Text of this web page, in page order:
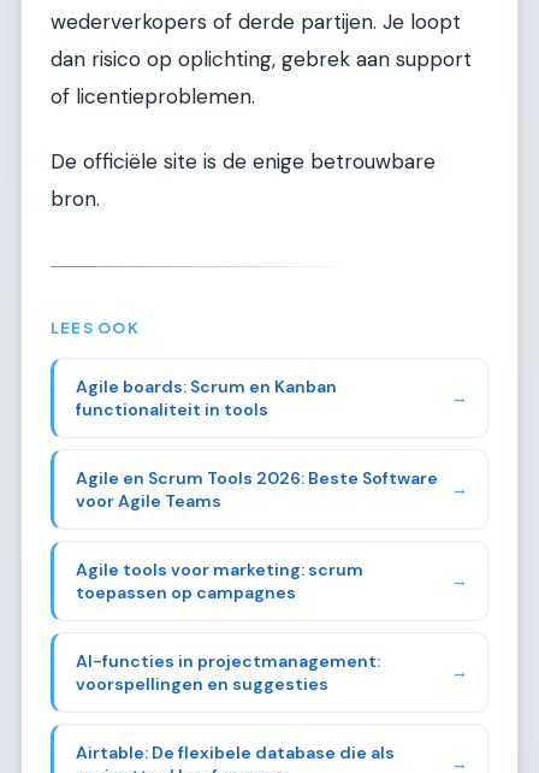
wederverkopers of derde partijen. Je loopt
dan risico op oplichting, gebrek aan support
of licentieproblemen.
De officiële site is de enige betrouwbare
bron.
LEES OOK
Agile boards: Scrum en Kanban
functionaliteit in tools
→
Agile en Scrum Tools 2026: Beste Software
voor Agile Teams
→
Agile tools voor marketing: scrum
toepassen op campagnes
→
AI-functies in projectmanagement:
voorspellingen en suggesties
→
Airtable: De flexibele database die als
→